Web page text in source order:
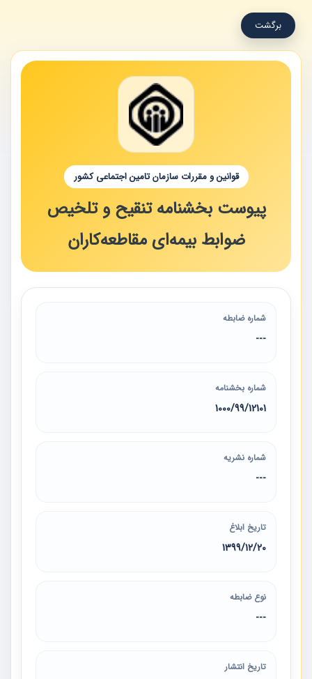
برگشت
قوانین و مقررات سازمان تامین اجتماعی کشور
پیوست بخشنامه تنقیح و تلخیص
ضوابط بیمه‌ای مقاطعه‌کاران
شماره ضابطه
---
شماره بخشنامه
1000/99/12101
شماره نشریه
---
تاریخ ابلاغ
1399/12/20
نوع ضابطه
---
تاریخ انتشار